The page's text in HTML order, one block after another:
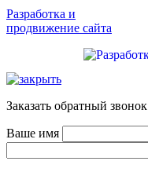
Разработка и
продвижение сайта
Заказать обратный звонок
Ваше имя